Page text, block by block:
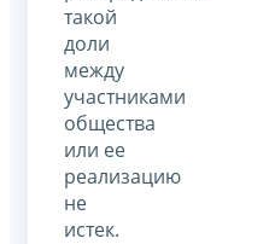
такой
доли
между
участниками
общества
или ее
реализацию
не
истек.